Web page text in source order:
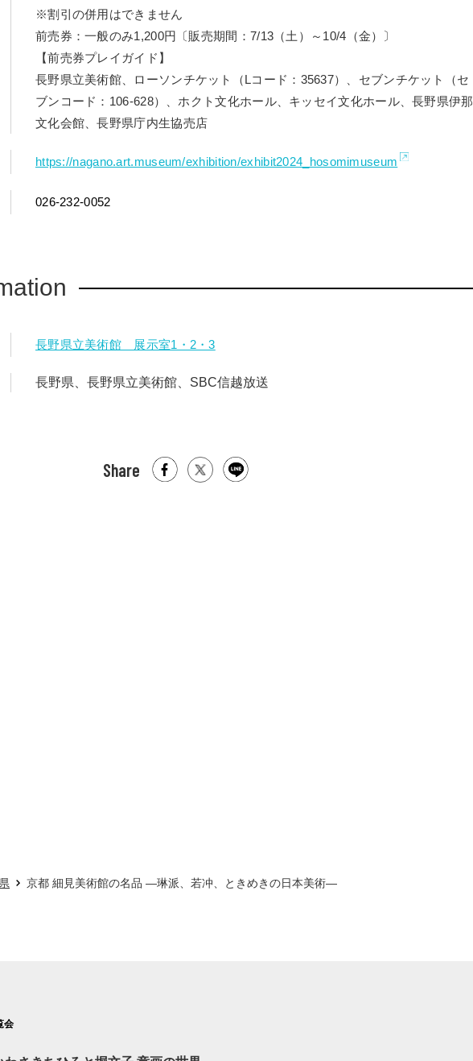
※割引の併用はできません
前売券：一般のみ1,200円〔販売期間：7/13（土）～10/4（金）〕
【前売券プレイガイド】
長野県立美術館、ローソンチケット（Lコード：35637）、セブンチケット（セ
ブンコード：106-628）、ホクト文化ホール、キッセイ文化ホール、長野県伊那
文化会館、長野県庁内生協売店
https://nagano.art.museum/exhibition/exhibit2024_hosomimuseum
026-232-0052
長野県立美術館 展示室1・2・3
長野県、長野県立美術館、SBC信越放送
Share
京都 細見美術館の名品 ―琳派、若冲、ときめきの日本美術―
会